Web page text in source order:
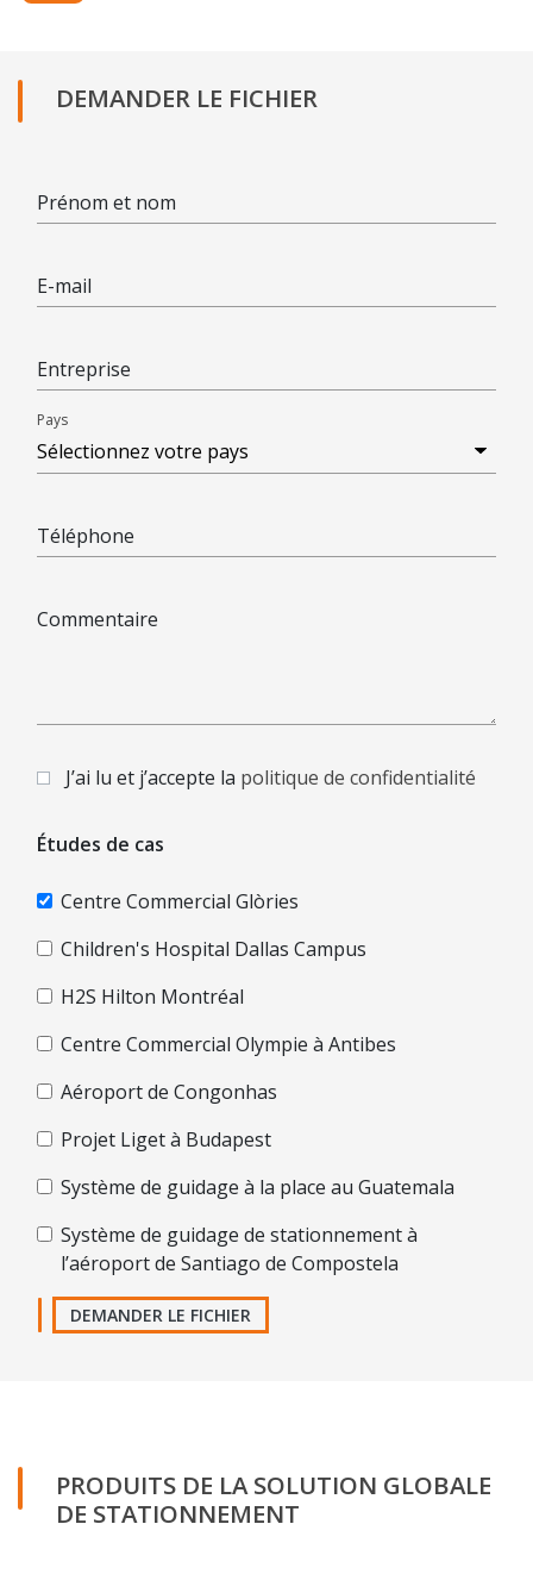
DEMANDER LE FICHIER
Prénom et nom
E-mail
Entreprise
Pays
Téléphone
Commentaire
J’ai lu et j’accepte la politique de confidentialité
Études de cas
Centre Commercial Glòries
Children's Hospital Dallas Campus
H2S Hilton Montréal
Centre Commercial Olympie à Antibes
Aéroport de Congonhas
Projet Liget à Budapest
Système de guidage à la place au Guatemala
Système de guidage de stationnement à
l’aéroport de Santiago de Compostela
DEMANDER LE FICHIER
PRODUITS DE LA SOLUTION GLOBALE
DE STATIONNEMENT